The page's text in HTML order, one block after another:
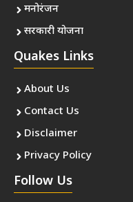
मनोरंजन
सरकारी योजना
Quakes Links
About Us
Contact Us
Disclaimer
Privacy Policy
Follow Us